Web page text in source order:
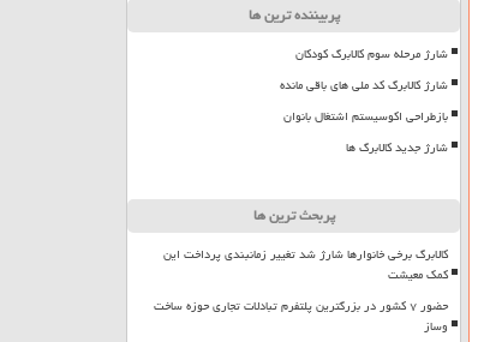
پربیننده ترین ها
شارژ مرحله سوم کالابرگ کودکان
شارژ کالابرگ کد ملی های باقی مانده
بازطراحی اکوسیستم اشتغال بانوان
شارژ جدید کالابرگ ها
پربحث ترین ها
کالابرگ برخی خانوارها شارژ شد تغییر زمانبندی پرداخت این
کمک معیشت
حضور ۷ کشور در بزرگترین پلتفرم تبادلات تجاری حوزه ساخت
وساز